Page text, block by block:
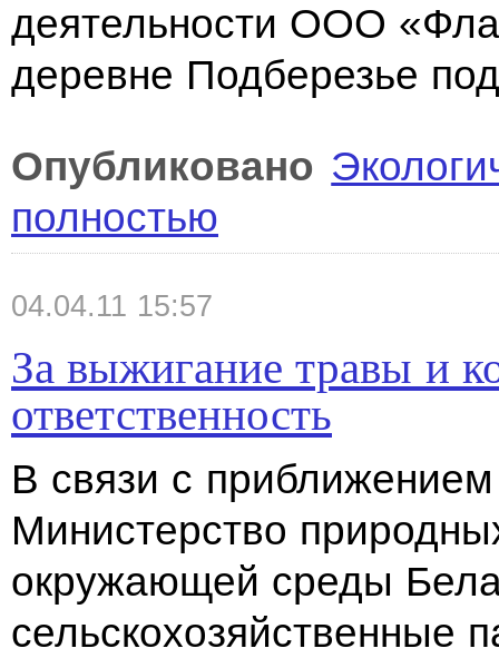
деятельности ООО
деревне Подберезье
Опубликовано
полностью
04.04.11 15:57
За выжигание травы и
ответственность
В связи с
Министерство
окружающей среды
сельскохозяйственные